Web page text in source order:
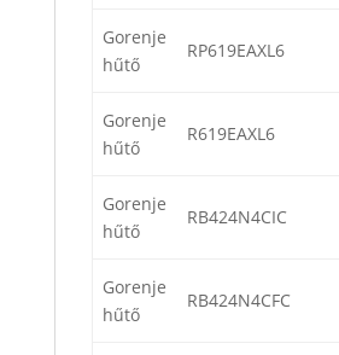
Gorenje
hűtő
RP619EAXL6
Gorenje
hűtő
R619EAXL6
Gorenje
hűtő
RB424N4CIC
Gorenje
hűtő
RB424N4CFC